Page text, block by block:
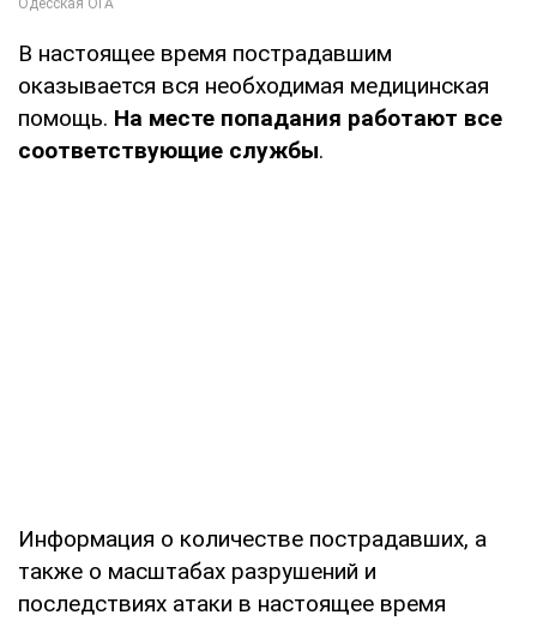
В настоящее время пострадавшим
оказывается вся необходимая медицинская
помощь. На месте попадания работают все
соответствующие службы.
Информация о количестве пострадавших, а
также о масштабах разрушений и
последствиях атаки в настоящее время